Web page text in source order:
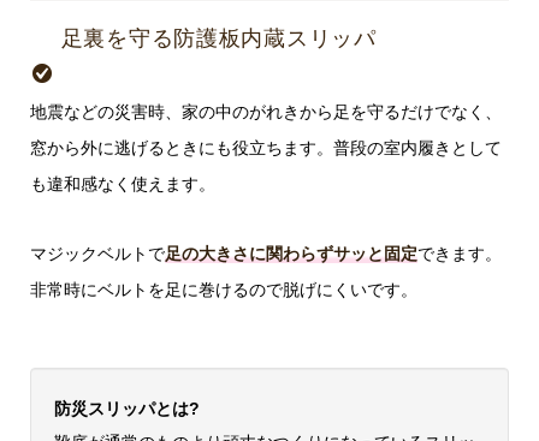
足裏を守る防護板内蔵スリッパ
地震などの災害時、家の中のがれきから足を守るだけでなく、
窓から外に逃げるときにも役立ちます。普段の室内履きとして
も違和感なく使えます。
マジックベルトで足の大きさに関わらずサッと固定できます。
非常時にベルトを足に巻けるので脱げにくいです。
防災スリッパとは?